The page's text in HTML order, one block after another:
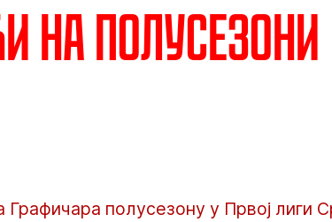
на полусезони
полусезону у Првој лиги